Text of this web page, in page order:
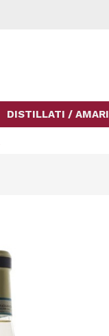
DISTILLATI / AMARI